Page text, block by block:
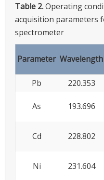
Table 2.Operating
acquisition parameters
spectrometer
Parameter Wavelength
Pb
220.353
As 193.696
Cd 228.802
Ni 231.604